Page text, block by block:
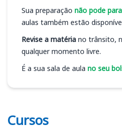
Sua preparação não pode
aulas também estão
Revise a matéria no trânsito,
qualquer momento livre.
É a sua sala de aula no seu
Cursos